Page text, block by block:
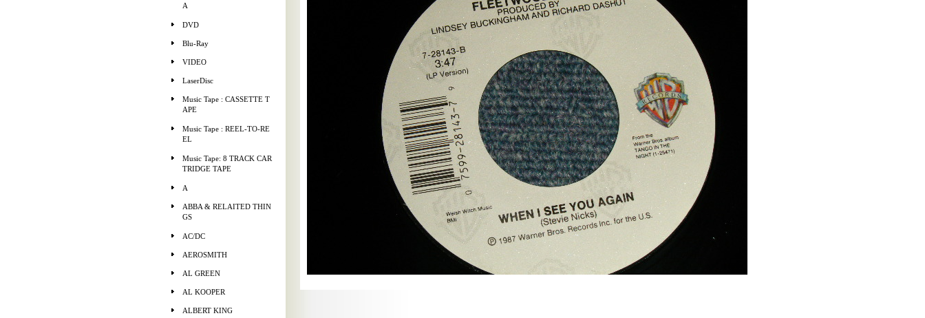
A
DVD
Blu-Ray
VIDEO
LaserDisc
Music Tape : CASSETTE T
APE
Music Tape : REEL-TO-RE
EL
Music Tape: 8 TRACK CAR
TRIDGE TAPE
A
ABBA & RELAITED THIN
GS
AC/DC
AEROSMITH
AL GREEN
AL KOOPER
ALBERT KING